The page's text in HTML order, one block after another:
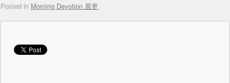
Posted in Morning Devotion 晨更.